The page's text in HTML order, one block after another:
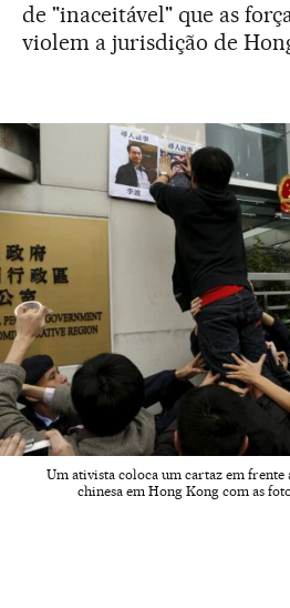
de "inaceitável" que as
violem a jurisdição de
Um ativista coloca um cartaz em
chinesa em Hong Kong com as